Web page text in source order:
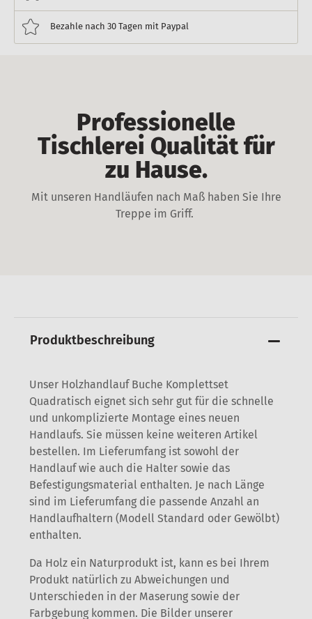
Bezahle nach 30 Tagen mit Paypal
Professionelle
Tischlerei Qualität für
zu Hause.
Mit unseren Handläufen nach Maß haben Sie Ihre
Treppe im Griff.
Produktbeschreibung
Unser Holzhandlauf Buche Komplettset
Quadratisch eignet sich sehr gut für die schnelle
und unkomplizierte Montage eines neuen
Handlaufs. Sie müssen keine weiteren Artikel
bestellen. Im Lieferumfang ist sowohl der
Handlauf wie auch die Halter sowie das
Befestigungsmaterial enthalten. Je nach Länge
sind im Lieferumfang die passende Anzahl an
Handlaufhaltern (Modell Standard oder Gewölbt)
enthalten.
Da Holz ein Naturprodukt ist, kann es bei Ihrem
Produkt natürlich zu Abweichungen und
Unterschieden in der Maserung sowie der
Farbgebung kommen. Die Bilder unserer